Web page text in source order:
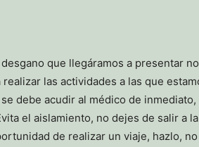
que llegáramos a presentar
las actividades a las que
debe acudir al médico de
el aislamiento, no dejes de salir a
de realizar un viaje, hazlo,